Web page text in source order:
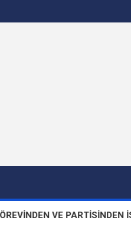
VE PARTİSİNDEN İSTİFA ETTİ!